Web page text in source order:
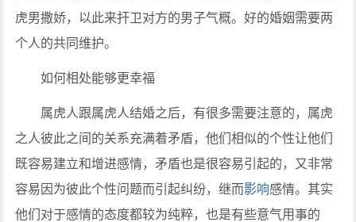
虎男撒娇，以此来扞卫对方的男子气概。好的婚姻需要两
个人的共同维护。
如何相处能够更幸福
属虎人跟属虎人结婚之后，有很多需要注意的，属虎
之人彼此之间的关系充满着矛盾，他们相似的个性让他们
既容易建立和增进感情，矛盾也是很容易引起的，又非常
容易因为彼此个性问题而引起纠纷，继而影响感情。其实
他们对于感情的态度都较为纯粹，也是有些意气用事的